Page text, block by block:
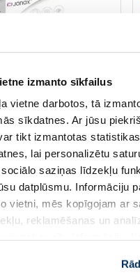
izmanto sīkfailus
vietne darbotos, tā
sīkdatnes. Ar jūsu
tikt izmantotas
lai personalizētu
saziņas līdzekļu
datplūsmu. Informāciju
vietni, mēs kopīgojam ar
reklamēšanas un
Ja piekrītat šo papildu
Vitamīni kapsulas, 30